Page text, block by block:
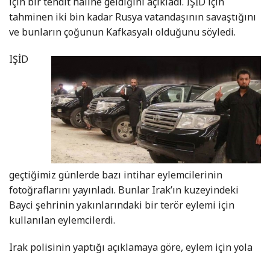
tahminen iki bin kadar Rusya vatandaşının savaştığını
ve bunların çoğunun Kafkasyalı olduğunu söyledi.
IŞİD
geçtiğimiz günlerde bazı intihar eylemcilerinin
fotoğraflarını yayınladı. Bunlar Irak’ın kuzeyindeki
Bayci şehrinin yakınlarındaki bir terör eylemi için
kullanılan eylemcilerdi.
Irak polisinin yaptığı açıklamaya göre, eylem için yola